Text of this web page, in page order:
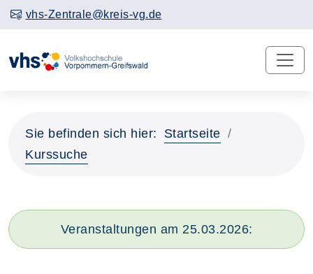
vhs-Zentrale@kreis-vg.de
Sie befinden sich hier:
Startseite
Kurssuche
Veranstaltungen am 25.03.2026: